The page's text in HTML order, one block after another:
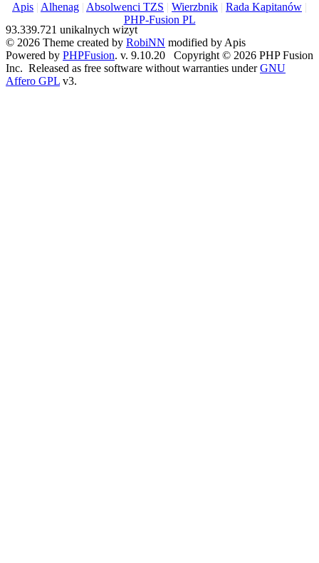
Apis | Alhenag | Absolwenci TZS | Wierzbnik | Rada Kapitanów |
PHP-Fusion PL
93.339.721 unikalnych wizyt
© 2026 Theme created by RobiNN modified by Apis
Powered by PHPFusion. v. 9.10.20 Copyright © 2026 PHP Fusion
Inc. Released as free software without warranties underGNU
Affero GPL v3.